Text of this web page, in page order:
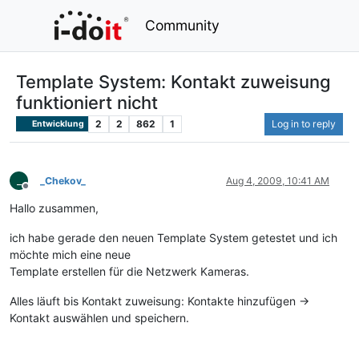
Community
Template System: Kontakt zuweisung
funktioniert nicht
Entwicklung 2 2 862 1 Log in to reply
Offline
_Chekov_ Aug 4, 2009, 10:41 AM
Hallo zusammen,
ich habe gerade den neuen Template System getestet und ich
möchte mich eine neue
Template erstellen für die Netzwerk Kameras.
Alles läuft bis Kontakt zuweisung: Kontakte hinzufügen ->
Kontakt auswählen und speichern.